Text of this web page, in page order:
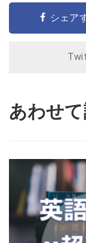
シェア
あわせ